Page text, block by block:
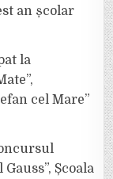
an școlar
la
cel Mare”
Școala